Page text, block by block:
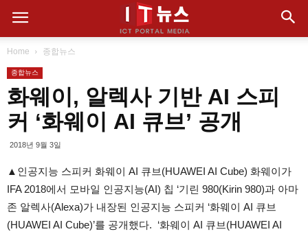
Home 종합뉴스
종합뉴스
화웨이, 알렉사 기반 AI 스피
커 ‘화웨이 AI 큐브’ 공개
2018년 9월 3일
▲인공지능 스피커 화웨이 AI 큐브(HUAWEI AI Cube) 화웨이가
IFA 2018에서 모바일 인공지능(AI) 칩 ‘기린 980(Kirin 980)과 아마
존 알렉사(Alexa)가 내장된 인공지능 스피커 ‘화웨이 AI 큐브
(HUAWEI AI Cube)’를 공개했다. ‘화웨이 AI 큐브(HUAWEI AI